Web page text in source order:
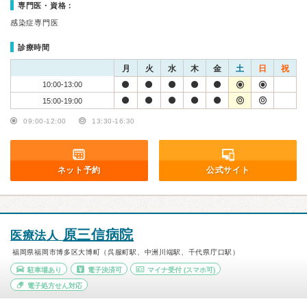
専門医・資格：
感染症専門医
診療時間
月 火 水 木 金 土 日 祝
10:00-13:00
15:00-19:00
09:00-12:00 13:30-16:30
ネット予約 公式サイト
医療法人 原三信病院
福岡県福岡市博多区大博町（呉服町駅、中洲川端駅、千代県庁口駅）
駐車場あり 電子決済可 マイナ受付 (スマホ可)
電子処方せん対応